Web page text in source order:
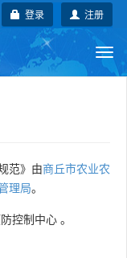
注册
登录
范》由商丘市农业农
理局。
控制中心 。